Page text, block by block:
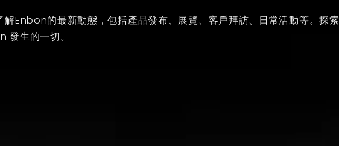
解Enbon的最新動態，包括產品發布、展覽、客戶拜訪、日常活動等。探索
發生的一切。